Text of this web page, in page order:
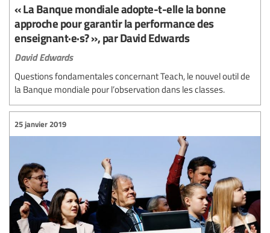
« La Banque mondiale adopte-t-elle la bonne
approche pour garantir la performance des
enseignant·e·s? », par David Edwards
David Edwards
Questions fondamentales concernant Teach, le nouvel outil de
la Banque mondiale pour l’observation dans les classes.
25 janvier 2019